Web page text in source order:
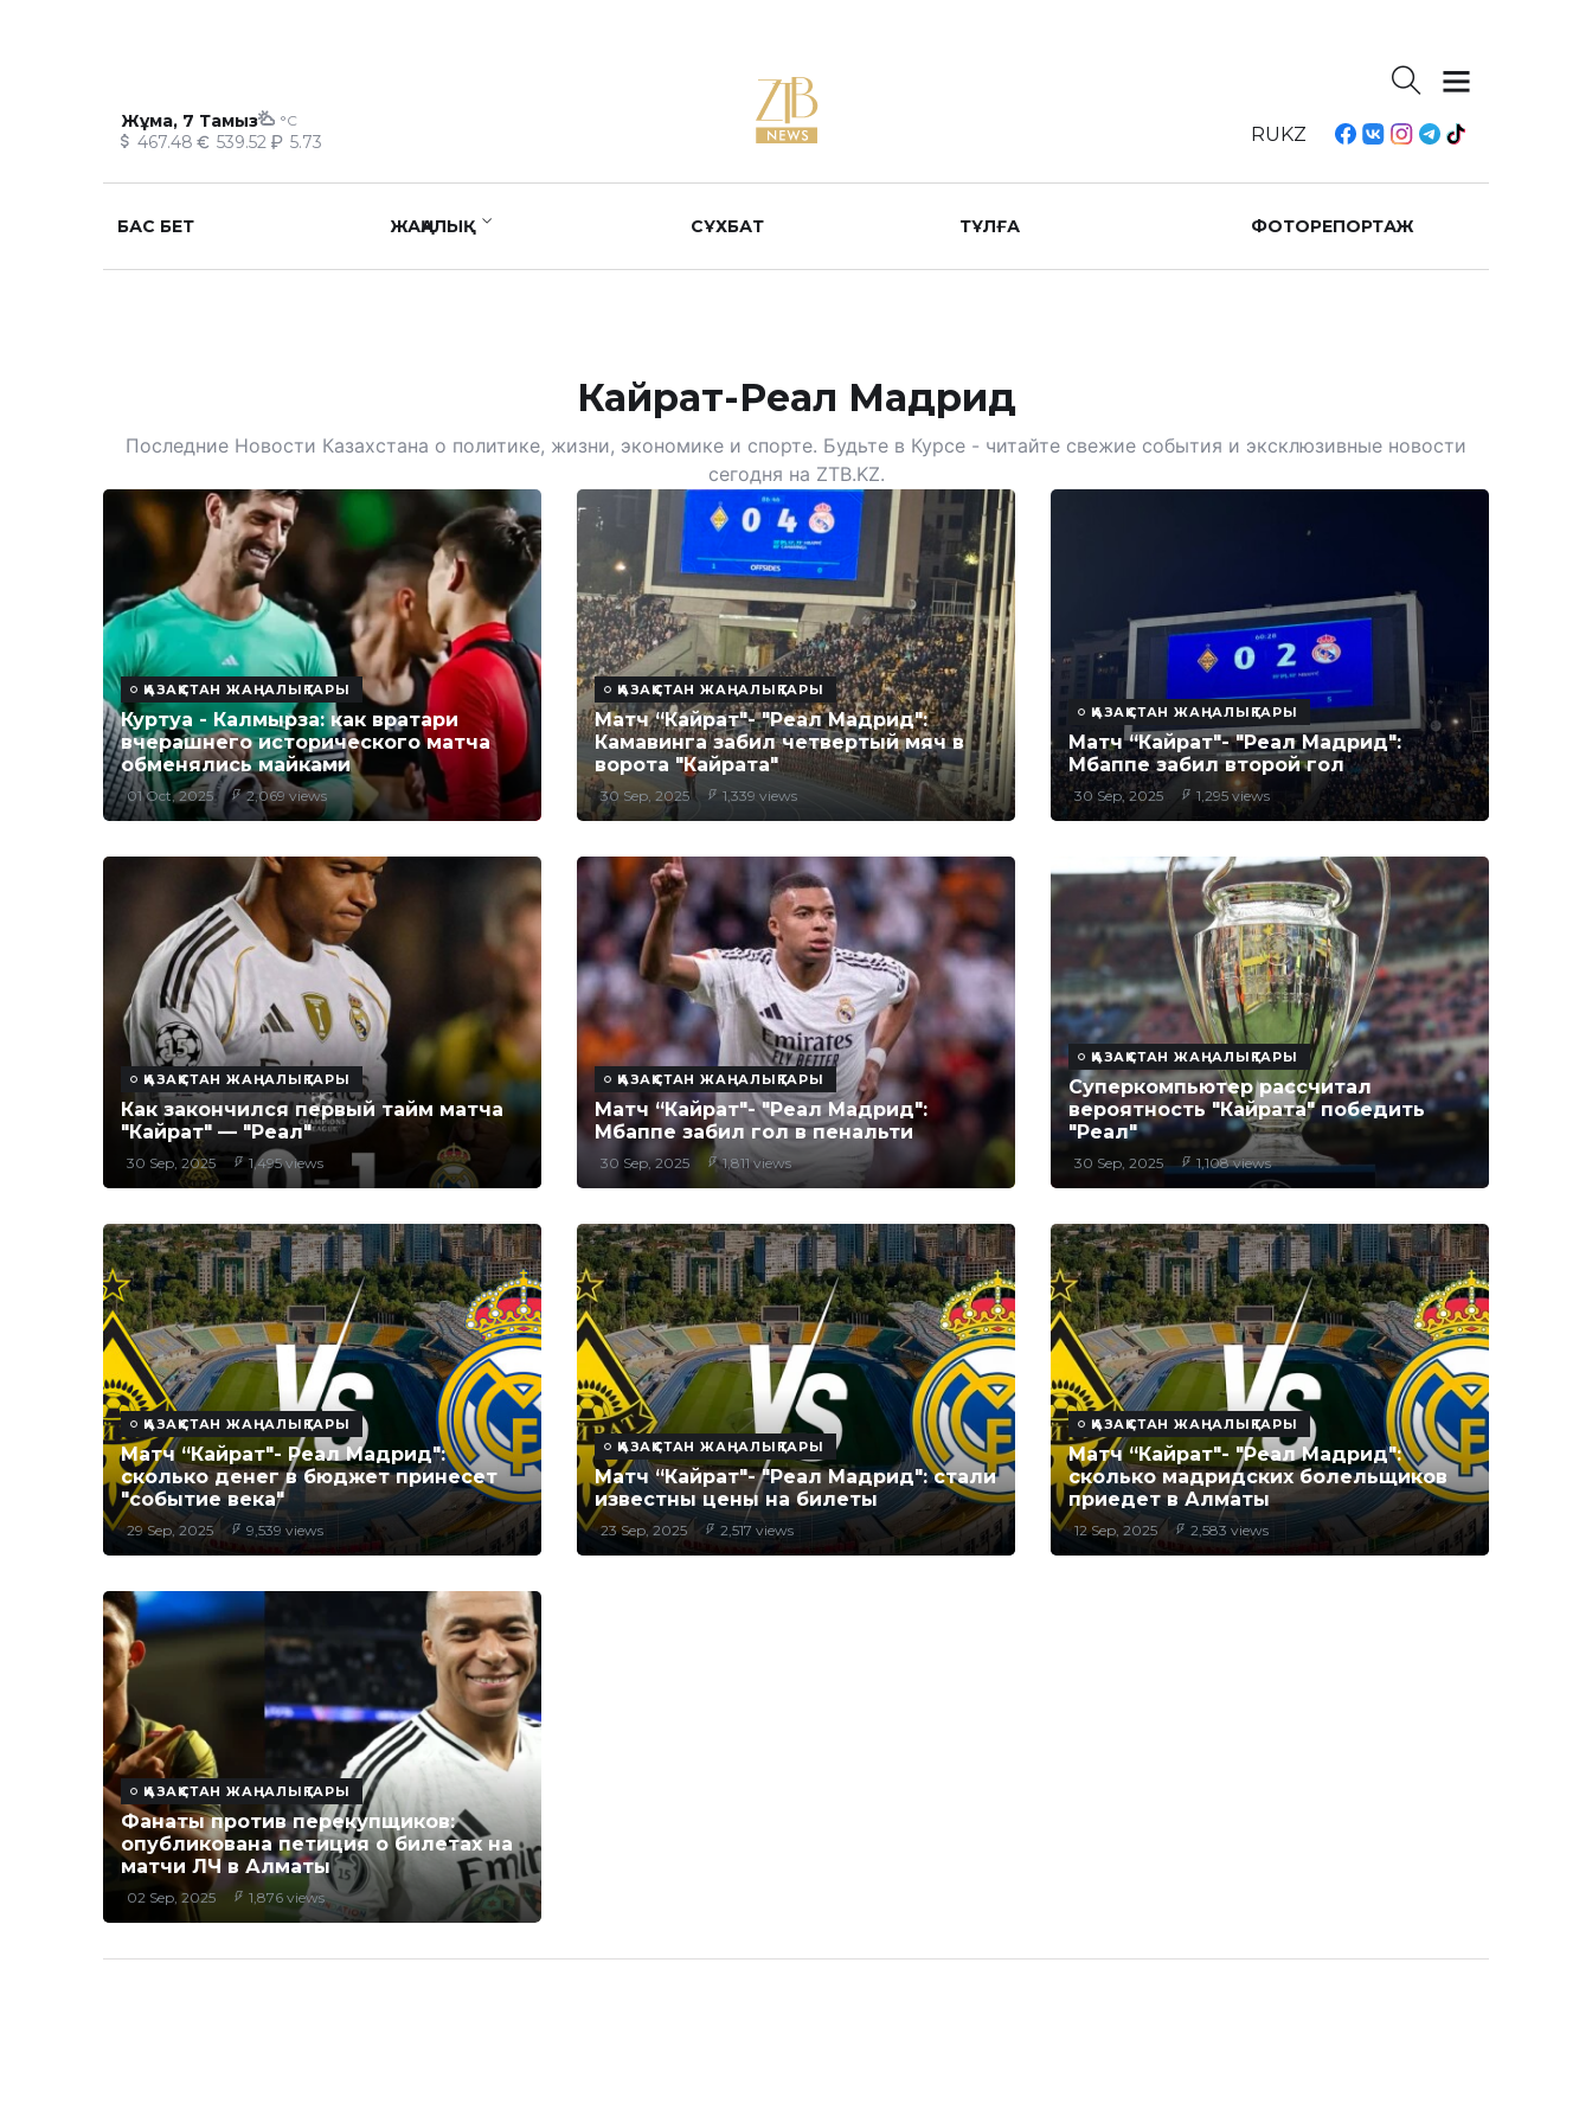
Жұма, 7 Тамыз °C
467.48 539.52 5.73 RUKZ
БАС БЕТ ЖАҢАЛЫҚ СҰХБАТ ТҰЛҒА ФОТОРЕПОРТАЖ
Кайрат-Реал Мадрид
Последние Новости Казахстана о политике, жизни, экономике и спорте. Будьте в Курсе - читайте свежие события и эксклюзивные новости
сегодня на ZTB.KZ.
ҚАЗАҚСТАН ЖАҢАЛЫҚТАРЫ
Куртуа - Калмырза: как вратари
вчерашнего исторического матча
обменялись майками
01 Oct, 2025 2,069 views
ҚАЗАҚСТАН ЖАҢАЛЫҚТАРЫ
Матч “Кайрат"- "Реал Мадрид":
Камавинга забил четвертый мяч в
ворота "Кайрата"
30 Sep, 2025 1,339 views
ҚАЗАҚСТАН ЖАҢАЛЫҚТАРЫ
Матч “Кайрат"- "Реал Мадрид":
Мбаппе забил второй гол
30 Sep, 2025 1,295 views
ҚАЗАҚСТАН ЖАҢАЛЫҚТАРЫ
Как закончился первый тайм матча
"Кайрат" — "Реал"
30 Sep, 2025 1,495 views
ҚАЗАҚСТАН ЖАҢАЛЫҚТАРЫ
Матч “Кайрат"- "Реал Мадрид":
Мбаппе забил гол в пенальти
30 Sep, 2025 1,811 views
ҚАЗАҚСТАН ЖАҢАЛЫҚТАРЫ
Суперкомпьютер рассчитал
вероятность "Кайрата" победить
"Реал"
30 Sep, 2025 1,108 views
ҚАЗАҚСТАН ЖАҢАЛЫҚТАРЫ
Матч “Кайрат"- Реал Мадрид":
сколько денег в бюджет принесет
"событие века"
29 Sep, 2025 9,539 views
ҚАЗАҚСТАН ЖАҢАЛЫҚТАРЫ
Матч “Кайрат"- "Реал Мадрид": стали
известны цены на билеты
23 Sep, 2025 2,517 views
ҚАЗАҚСТАН ЖАҢАЛЫҚТАРЫ
Матч “Кайрат"- "Реал Мадрид":
сколько мадридских болельщиков
приедет в Алматы
12 Sep, 2025 2,583 views
ҚАЗАҚСТАН ЖАҢАЛЫҚТАРЫ
Фанаты против перекупщиков:
опубликована петиция о билетах на
матчи ЛЧ в Алматы
02 Sep, 2025 1,876 views